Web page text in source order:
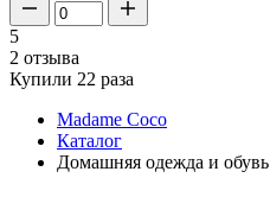
5
2 отзыва
Купили 22 раза
Madame Coco
Каталог
Домашняя одежда и обувь